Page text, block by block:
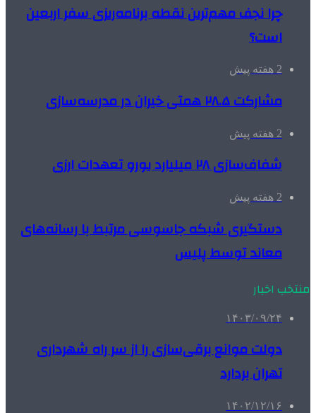
چرا نجف مهم‌ترین نقطه برنامه‌ریزی سفر اربعین
است؟
2 هفته پیش
مشارکت ۲۸.۵ همتی خیران در مدرسه‌سازی
2 هفته پیش
شفاف‌سازی ۲۸ میلیارد یورو تعهدات ارزی
2 هفته پیش
دستگیری شبکه جاسوسی مرتبط با رسانه‌های
معاند توسط پلیس
منتخب اخبار
۱۴۰۳/۰۹/۲۴
دولت موانع برقی‌سازی را از سر راه شهرداری
تهران بردارد
۱۴۰۲/۱۲/۱۶